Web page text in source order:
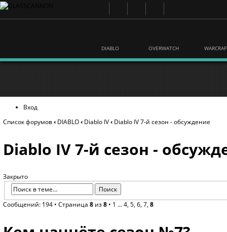
DIABLO OVERWATCH
Вход
Список форумов‹ DIABLO‹ Diablo IV‹ Diablo IV 7-й сезон - обсуждение
Diablo IV 7-й сезон -
Закрыто
Сообщений: 194 • Страница 8 из8 • 1 ...4, 5, 6, 7, 8